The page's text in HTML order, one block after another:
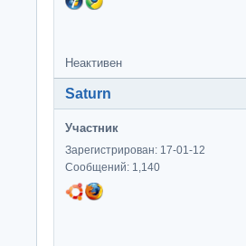
Неактивен
Saturn
Участник
Зарегистрирован: 17-01-12
Сообщений: 1,140